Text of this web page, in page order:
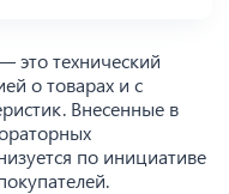
это технический
о товарах и с
Внесенные в
по инициативе